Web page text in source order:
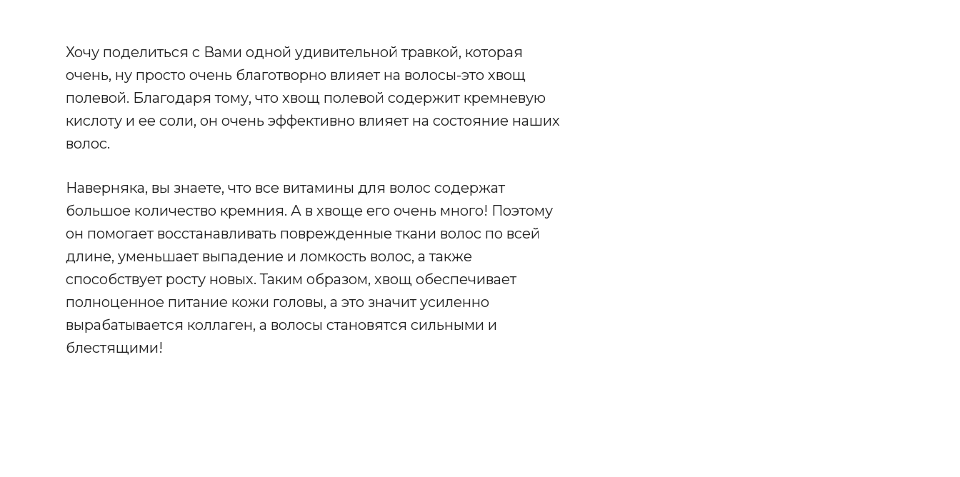
Хочу поделиться с Вами одной удивительной травкой, которая
очень, ну просто очень благотворно влияет на волосы-это хвощ
полевой. Благодаря тому, что хвощ полевой содержит кремневую
кислоту и ее соли, он очень эффективно влияет на состояние наших
волос.
Наверняка, вы знаете, что все витамины для волос содержат
большое количество кремния. А в хвоще его очень много! Поэтому
он помогает восстанавливать поврежденные ткани волос по всей
длине, уменьшает выпадение и ломкость волос, а также
способствует росту новых. Таким образом, хвощ обеспечивает
полноценное питание кожи головы, а это значит усиленно
вырабатывается коллаген, а волосы становятся сильными и
блестящими!